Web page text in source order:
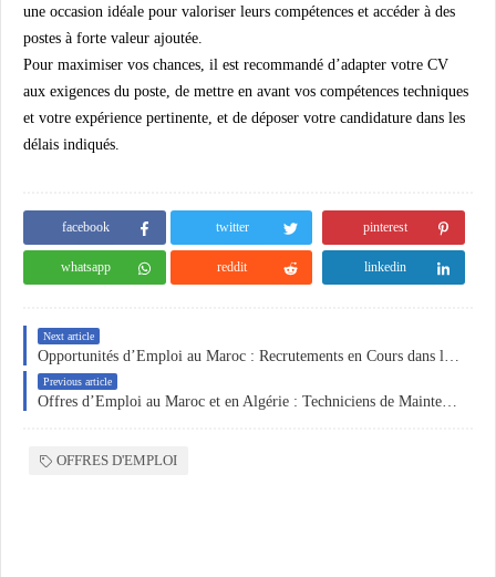
une occasion idéale pour valoriser leurs compétences et accéder à des
postes à forte valeur ajoutée.
Pour maximiser vos chances, il est recommandé d’adapter votre CV
aux exigences du poste, de mettre en avant vos compétences techniques
et votre expérience pertinente, et de déposer votre candidature dans les
délais indiqués.
facebook twitter pinterest
whatsapp reddit linkedin
Next article
Previous article
OFFRES D'EMPLOI